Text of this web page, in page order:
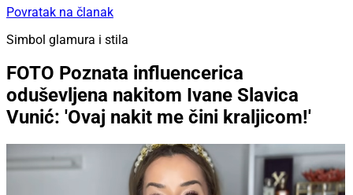
Povratak na članak
Simbol glamura i stila
FOTO Poznata influencerica
oduševljena nakitom Ivane Slavica
Vunić: 'Ovaj nakit me čini kraljicom!'